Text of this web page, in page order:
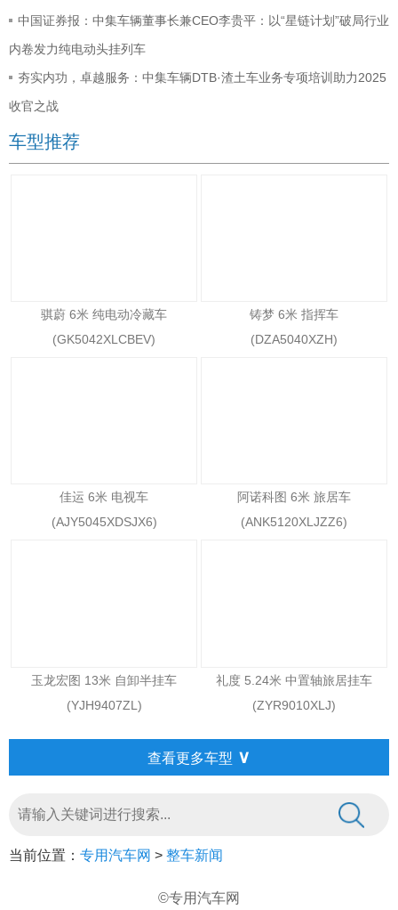
中国证券报：中集车辆董事长兼CEO李贵平：以“星链计划”破局行业
内卷发力纯电动头挂列车
夯实内功，卓越服务：中集车辆DTB·渣土车业务专项培训助力2025
收官之战
车型推荐
骐蔚 6米 纯电动冷藏车
(GK5042XLCBEV)
铸梦 6米 指挥车
(DZA5040XZH)
佳运 6米 电视车
(AJY5045XDSJX6)
阿诺科图 6米 旅居车
(ANK5120XLJZZ6)
玉龙宏图 13米 自卸半挂车
(YJH9407ZL)
礼度 5.24米 中置轴旅居挂车
(ZYR9010XLJ)
查看更多车型 ∨
当前位置： 专用汽车网 > 整车新闻
©专用汽车网